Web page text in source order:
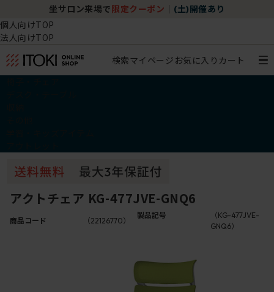
坐サロン来場で 限定クーポン (土)開催あり
個人向けTOP
法人向けTOP
検索マイページ お気に入り カート
アクトチェア KG-477JVE-GNQ6
商品コード （22126770）
製品記号
（KG-477JVE-
GNQ6）